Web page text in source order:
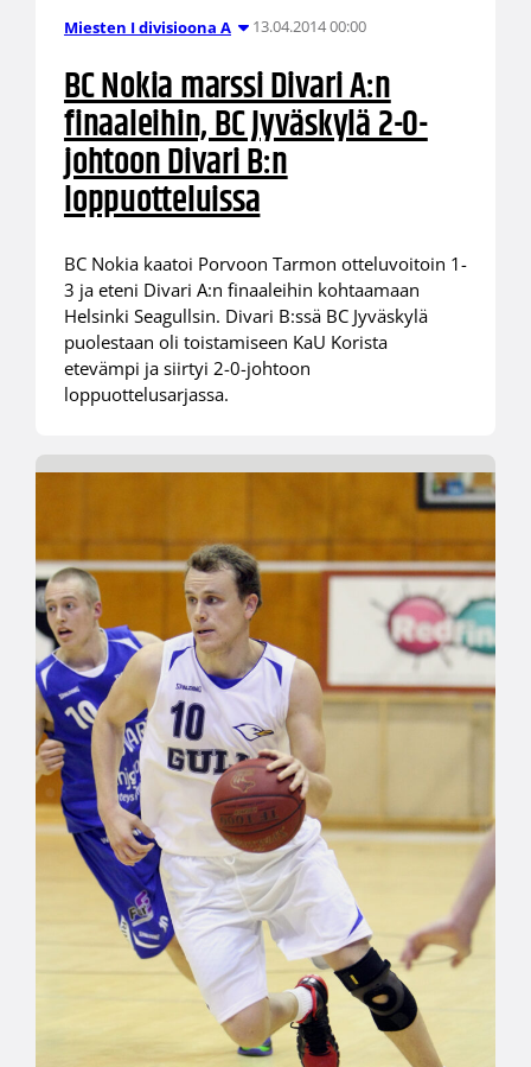
Miesten I divisioona A 13.04.2014 00:00
BC Nokia marssi Divari A:n
finaaleihin, BC Jyväskylä 2-0-
johtoon Divari B:n
loppuotteluissa
BC Nokia kaatoi Porvoon Tarmon otteluvoitoin 1-
3 ja eteni Divari A:n finaaleihin kohtaamaan
Helsinki Seagullsin. Divari B:ssä BC Jyväskylä
puolestaan oli toistamiseen KaU Korista
etevämpi ja siirtyi 2-0-johtoon
loppuottelusarjassa.